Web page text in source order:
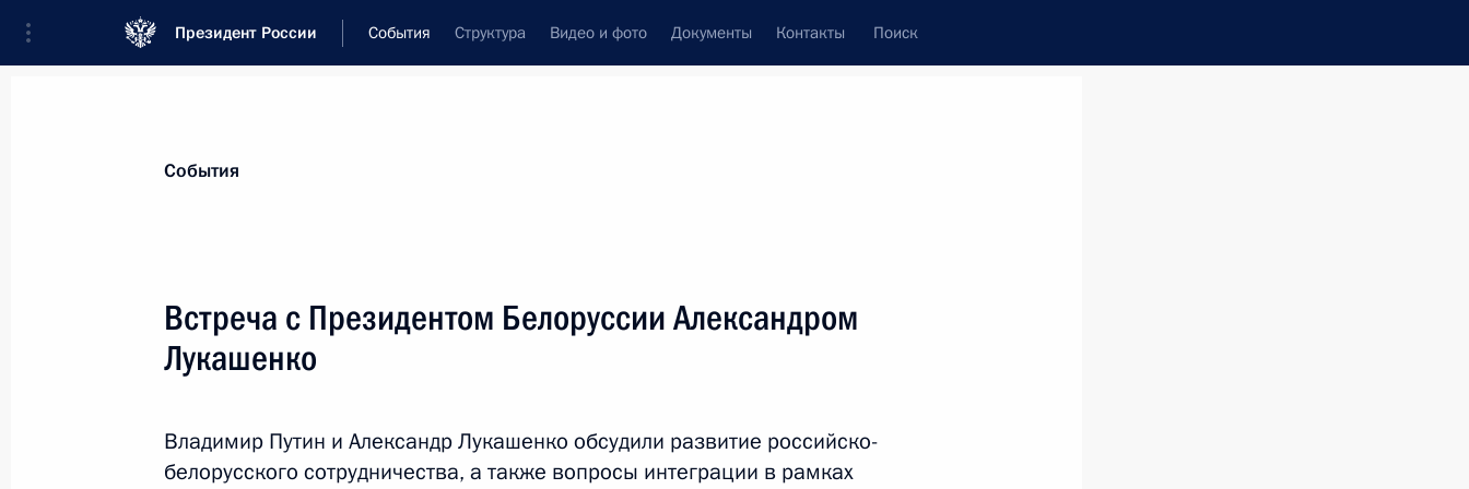
Президент России События Структура Видео и фото Документы Контакты Поиск
Новости
Встреча с Президентом Казахстана Нурсултаном Назарбаевым
События
Встреча с Президентом Белоруссии Александром
Лукашенко
Владимир Путин и Александр Лукашенко обсудили развитие российско-
белорусского сотрудничества, а также вопросы интеграции в рамках